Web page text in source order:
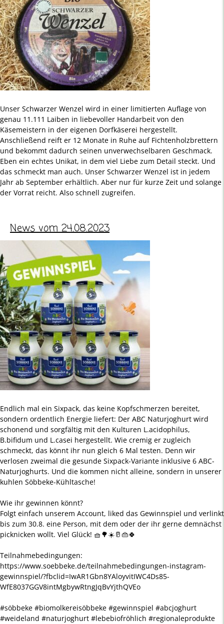
Unser Schwarzer Wenzel wird in einer limitierten Auflage von
genau 11.111 Laiben in liebevoller Handarbeit von den
Käsemeistern in der eigenen Dorfkäserei hergestellt.
Anschließend reift er 12 Monate in Ruhe auf Fichtenholzbrettern
und bekommt dadurch seinen unverwechselbaren Geschmack.
Eben ein echtes Unikat, in dem viel Liebe zum Detail steckt. Und
das schmeckt man auch. Unser Schwarzer Wenzel ist in jedem
Jahr ab September erhältlich. Aber nur für kurze Zeit und solange
der Vorrat reicht. Also schnell zugreifen.
News vom 24.08.2023
Endlich mal ein Sixpack, das keine Kopfschmerzen bereitet,
sondern ordentlich Energie liefert: Der ABC Naturjoghurt wird
schonend und sorgfältig mit den Kulturen L.acidophilus,
B.bifidum und L.casei hergestellt. Wie cremig er zugleich
schmeckt, das könnt ihr nun gleich 6 Mal testen. Denn wir
verlosen zweimal die gesunde Sixpack-Variante inklusive 6 ABC-
Naturjoghurts. Und die kommen nicht alleine, sondern in unserer
kuhlen Söbbeke-Kühltasche!
Wie ihr gewinnen könnt?
Folgt einfach unserem Account, liked das Gewinnspiel und verlinkt
bis zum 30.8. eine Person, mit dem oder der ihr gerne demnächst
picknicken wollt. Viel Glück! 🧺🌳☀️🥛👜🍀
Teilnahmebedingungen:
https://www.soebbeke.de/teilnahmebedingungen-instagram-
gewinnspiel/?fbclid=IwAR1Gbn8YAloyvitIWC4Ds85-
WfE8037GGV8intMgbywRtngJqBvYjthQVEo
#söbbeke #biomolkereisöbbeke #gewinnspiel #abcjoghurt
#weideland #naturjoghurt #lebebiofröhlich #regionaleprodukte